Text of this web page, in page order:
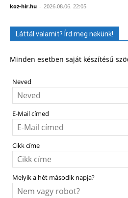
koz-hir.hu - 2026.08.06. 22:05
Láttál valamit? Írd meg nekünk!
Minden esetben saját készítésű
Neved
E-Mail címed
Cikk címe
Melyik a hét második napja?